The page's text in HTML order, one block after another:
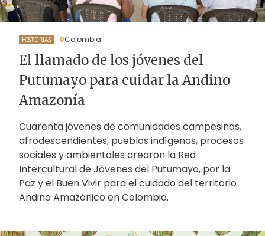
HISTORIAS Colombia
El llamado de los jóvenes del
Putumayo para cuidar la Andino
Amazonía
Cuarenta jóvenes de comunidades campesinas,
afrodescendientes, pueblos indígenas, procesos
sociales y ambientales crearon la Red
Intercultural de Jóvenes del Putumayo, por la
Paz y el Buen Vivir para el cuidado del territorio
Andino Amazónico en Colombia.